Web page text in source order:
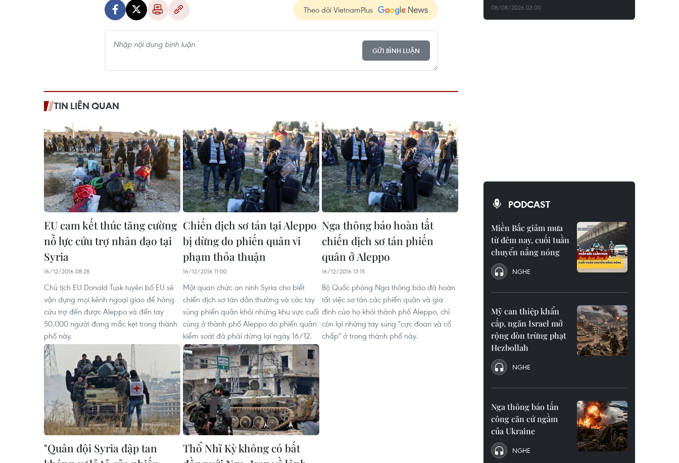
Theo dõi VietnamPlus
GỬI BÌNH LUẬN
TIN LIÊN QUAN
EU cam kết thúc tăng cường
nỗ lực cứu trợ nhân đạo tại
Syria
16/12/2016 08:28
Chủ tịch EU Donald Tusk tuyên bố EU sẽ
vận dụng mọi kênh ngoại giao để hàng
cứu trợ đến được Aleppo và đến tay
50.000 người đang mắc kẹt trong thành
phố này.
Chiến dịch sơ tán tại Aleppo
bị dừng do phiến quân vi
phạm thỏa thuận
16/12/2016 11:00
Một quan chức an ninh Syria cho biết
chiến dịch sơ tán dân thường và các tay
súng phiến quân khỏi những khu vực cuối
cùng ở thành phố Aleppo do phiến quân
kiểm soát đã phải dừng lại ngày 16/12.
Nga thông báo hoàn tất
chiến dịch sơ tán phiến
quân ở Aleppo
16/12/2016 13:15
Bộ Quốc phòng Nga thông báo đã hoàn
tất việc sơ tán các phiến quân và gia
đình của họ khỏi thành phố Aleppo, chỉ
còn lại những tay súng "cực đoan và cố
chấp" ở trong thành phố này.
"Quân đội Syria đập tan
Thổ Nhĩ Kỳ không có bất
08/08/2026 03:00
PODCAST
Miền Bắc giảm mưa
từ đêm nay, cuối tuần
chuyển nắng nóng
NGHE
Mỹ can thiệp khẩn
cấp, ngăn Israel mở
rộng đòn trừng phạt
Hezbollah
NGHE
Nga thông báo tấn
công căn cứ ngầm
của Ukraine
NGHE